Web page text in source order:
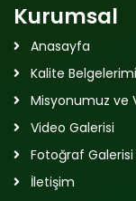
Kurumsal
Anasayfa
Kalite
Misyonumuz ve
Video Galerisi
Fotoğraf Galerisi
İletişim